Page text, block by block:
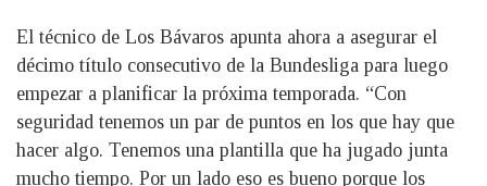
El técnico de Los Bávaros apunta ahora a asegurar el
décimo título consecutivo de la Bundesliga para luego
empezar a planificar la próxima temporada. “Con
seguridad tenemos un par de puntos en los que hay que
hacer algo. Tenemos una plantilla que ha jugado junta
mucho tiempo. Por un lado eso es bueno porque los